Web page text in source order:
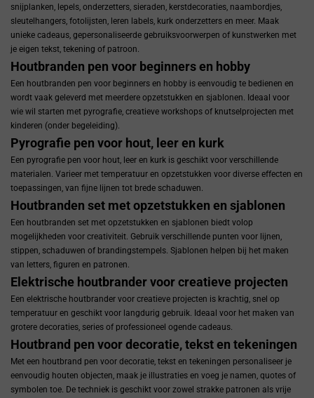
snijplanken, lepels, onderzetters, sieraden, kerstdecoraties, naambordjes,
sleutelhangers, fotolijsten, leren labels, kurk onderzetters en meer. Maak
unieke cadeaus, gepersonaliseerde gebruiksvoorwerpen of kunstwerken met
je eigen tekst, tekening of patroon.
Houtbranden pen voor beginners en hobby
Een houtbranden pen voor beginners en hobby is eenvoudig te bedienen en
wordt vaak geleverd met meerdere opzetstukken en sjablonen. Ideaal voor
wie wil starten met pyrografie, creatieve workshops of knutselprojecten met
kinderen (onder begeleiding).
Pyrografie pen voor hout, leer en kurk
Een pyrografie pen voor hout, leer en kurk is geschikt voor verschillende
materialen. Varieer met temperatuur en opzetstukken voor diverse effecten en
toepassingen, van fijne lijnen tot brede schaduwen.
Houtbranden set met opzetstukken en sjablonen
Een houtbranden set met opzetstukken en sjablonen biedt volop
mogelijkheden voor creativiteit. Gebruik verschillende punten voor lijnen,
stippen, schaduwen of brandingstempels. Sjablonen helpen bij het maken
van letters, figuren en patronen.
Elektrische houtbrander voor creatieve projecten
Een elektrische houtbrander voor creatieve projecten is krachtig, snel op
temperatuur en geschikt voor langdurig gebruik. Ideaal voor het maken van
grotere decoraties, series of professioneel ogende cadeaus.
Houtbrand pen voor decoratie, tekst en tekeningen
Met een houtbrand pen voor decoratie, tekst en tekeningen personaliseer je
eenvoudig houten objecten, maak je illustraties en voeg je namen, quotes of
symbolen toe. De techniek is geschikt voor zowel strakke patronen als vrije